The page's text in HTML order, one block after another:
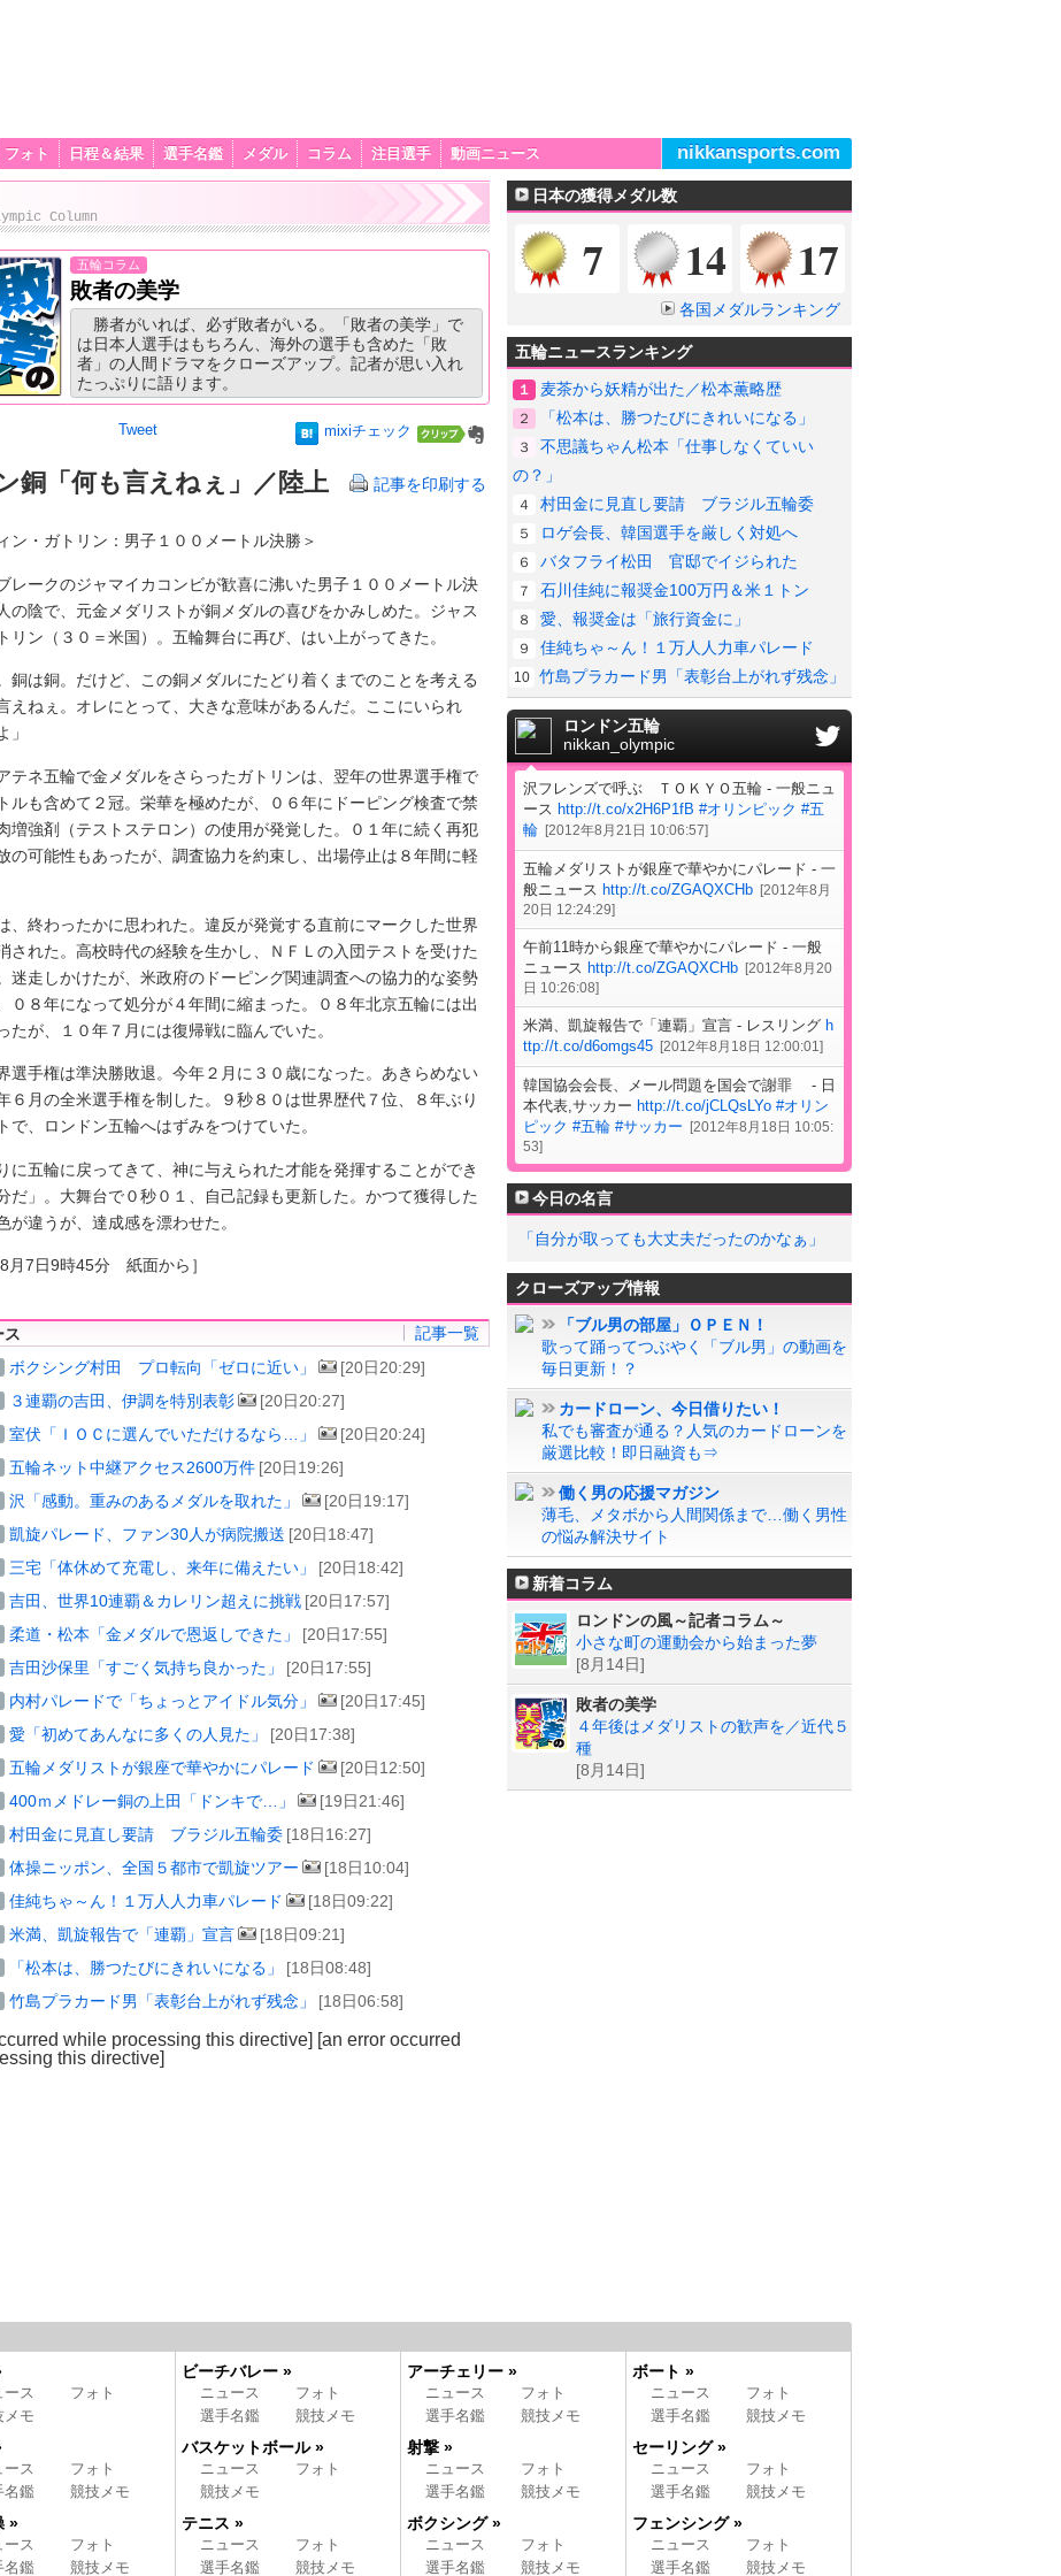
フォト 日程＆結果 選手名鑑 メダル コラム 注目選手 動画ニュース nikkansports.com
Column
五輪コラム
敗者の美学
勝者がいれば、必ず敗者がいる。「敗者の美学」で
は日本人選手はもちろん、海外の選手も含めた「敗
者」の人間ドラマをクローズアップ。記者が思い入れ
たっぷりに語ります。
Tweet mixiチェック
銅「何も言えねぇ」／陸上 記事を印刷する
ン・ガトリン：男子１００メートル決勝＞
レークのジャマイカコンビが歓喜に沸いた男子１００メートル決
の陰で、元金メダリストが銅メダルの喜びをかみしめた。ジャス
リン（３０＝米国）。五輪舞台に再び、はい上がってきた。
銅は銅。だけど、この銅メダルにたどり着くまでのことを考える
えねぇ。オレにとって、大きな意味があるんだ。ここにいられ
」
テネ五輪で金メダルをさらったガトリンは、翌年の世界選手権で
ルも含めて２冠。栄華を極めたが、０６年にドーピング検査で禁
増強剤（テストステロン）の使用が発覚した。０１年に続く再犯
の可能性もあったが、調査協力を約束し、出場停止は８年間に軽
、終わったかに思われた。違反が発覚する直前にマークした世界
された。高校時代の経験を生かし、ＮＦＬの入団テストを受けた
迷走しかけたが、米政府のドーピング関連調査への協力的な姿勢
０８年になって処分が４年間に縮まった。０８年北京五輪には出
たが、１０年７月には復帰戦に臨んでいた。
選手権は準決勝敗退。今年２月に３０歳になった。あきらめない
６月の全米選手権を制した。９秒８０は世界歴代７位、８年ぶり
で、ロンドン五輪へはずみをつけていた。
に五輪に戻ってきて、神に与えられた才能を発揮することができ
だ」。大舞台で０秒０１、自己記録も更新した。かつて獲得した
が違うが、達成感を漂わせた。
7日9時45分 紙面から］
ス 記事一覧
ボクシング村田 プロ転向「ゼロに近い」 [20日20:29]
３連覇の吉田、伊調を特別表彰 [20日20:27]
室伏「ＩＯＣに選んでいただけるなら…」 [20日20:24]
五輪ネット中継アクセス2600万件 [20日19:26]
沢「感動。重みのあるメダルを取れた」 [20日19:17]
凱旋パレード、ファン30人が病院搬送 [20日18:47]
三宅「体休めて充電し、来年に備えたい」 [20日18:42]
吉田、世界10連覇＆カレリン超えに挑戦 [20日17:57]
柔道・松本「金メダルで恩返しできた」 [20日17:55]
吉田沙保里「すごく気持ち良かった」 [20日17:55]
内村パレードで「ちょっとアイドル気分」 [20日17:45]
愛「初めてあんなに多くの人見た」 [20日17:38]
五輪メダリストが銀座で華やかにパレード [20日12:50]
400ｍメドレー銅の上田「ドンキで…」 [19日21:46]
村田金に見直し要請 ブラジル五輪委 [18日16:27]
体操ニッポン、全国５都市で凱旋ツアー [18日10:04]
佳純ちゃ～ん！１万人人力車パレード [18日09:22]
米満、凱旋報告で「連覇」宣言 [18日09:21]
「松本は、勝つたびにきれいになる」 [18日08:48]
竹島プラカード男「表彰台上がれず残念」 [18日06:58]
while processing this directive] [an error occurred
this directive]
日本の獲得メダル数
金メダル
7 銀メダル
14 17
各国メダルランキング
五輪ニュースランキング
１ 麦茶から妖精が出た／松本薫略歴
２ 「松本は、勝つたびにきれいになる」
３
不思議ちゃん松本「仕事しなくていい
の？」
４ 村田金に見直し要請 ブラジル五輪委
５ ロゲ会長、韓国選手を厳しく対処へ
６ バタフライ松田 官邸でイジられた
７ 石川佳純に報奨金100万円＆米１トン
８ 愛、報奨金は「旅行資金に」
９ 佳純ちゃ～ん！１万人人力車パレード
10 竹島プラカード男「表彰台上がれず残念」
ロンドン五輪
nikkan_olympic
沢フレンズで呼ぶ ＴＯＫＹＯ五輪 - 一般ニュ
ース http://t.co/x2H6P1fB #オリンピック #五
輪 [2012年8月21日 10:06:57]
五輪メダリストが銀座で華やかにパレード - 一
般ニュース http://t.co/ZGAQXCHb [2012年8月
20日 12:24:29]
午前11時から銀座で華やかにパレード - 一般
ニュース http://t.co/ZGAQXCHb [2012年8月20
日 10:26:08]
米満、凱旋報告で「連覇」宣言 - レスリング h
ttp://t.co/d6omgs45 [2012年8月18日 12:00:01 ]
韓国協会会長、メール問題を国会で謝罪 - 日
本代表,サッカー http://t.co/jCLQsLYo #オリン
ピック #五輪 #サッカー [2012年8月18日 10:05:
53]
今日の名言
「自分が取っても大丈夫だったのかなぁ」
クローズアップ情報
「ブル男の部屋」ＯＰＥＮ！
歌って踊ってつぶやく「ブル男」の動画を
毎日更新！？
カードローン、今日借りたい！
私でも審査が通る？人気のカードローンを
厳選比較！即日融資も⇒
働く男の応援マガジン
薄毛、メタボから人間関係まで…働く男性
の悩み解決サイト
新着コラム
ロンドンの風～記者コラム～
小さな町の運動会から始まった夢
[8月14日]
敗者の美学
４年後はメダリストの歓声を／近代５
種
[8月14日]
ース
フォト
メモ
ース
フォト
名鑑
競技メモ
»
ース
フォト
名鑑
競技メモ
ビーチバレー »
ニュース
フォト
選手名鑑
競技メモ
バスケットボール »
ニュース
フォト
競技メモ
テニス »
ニュース
フォト
選手名鑑
競技メモ
アーチェリー »
ニュース
フォト
選手名鑑
競技メモ
射撃 »
ニュース
フォト
選手名鑑
競技メモ
ボクシング »
ニュース
フォト
選手名鑑
競技メモ
ボート »
ニュース
フォト
選手名鑑
競技メモ
セーリング »
ニュース
フォト
選手名鑑
競技メモ
フェンシング »
ニュース
フォト
選手名鑑
競技メモ